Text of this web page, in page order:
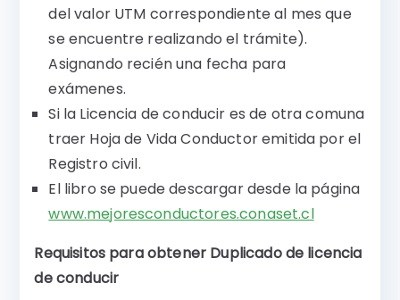
del valor UTM correspondiente al mes que
se encuentre realizando el trámite).
Asignando recién una fecha para
exámenes.
Si la Licencia de conducir es de otra comuna
traer Hoja de Vida Conductor emitida por el
Registro civil.
El libro se puede descargar desde la página
www.mejoresconductores.conaset.cl
Requisitos para obtener Duplicado de licencia
de conducir